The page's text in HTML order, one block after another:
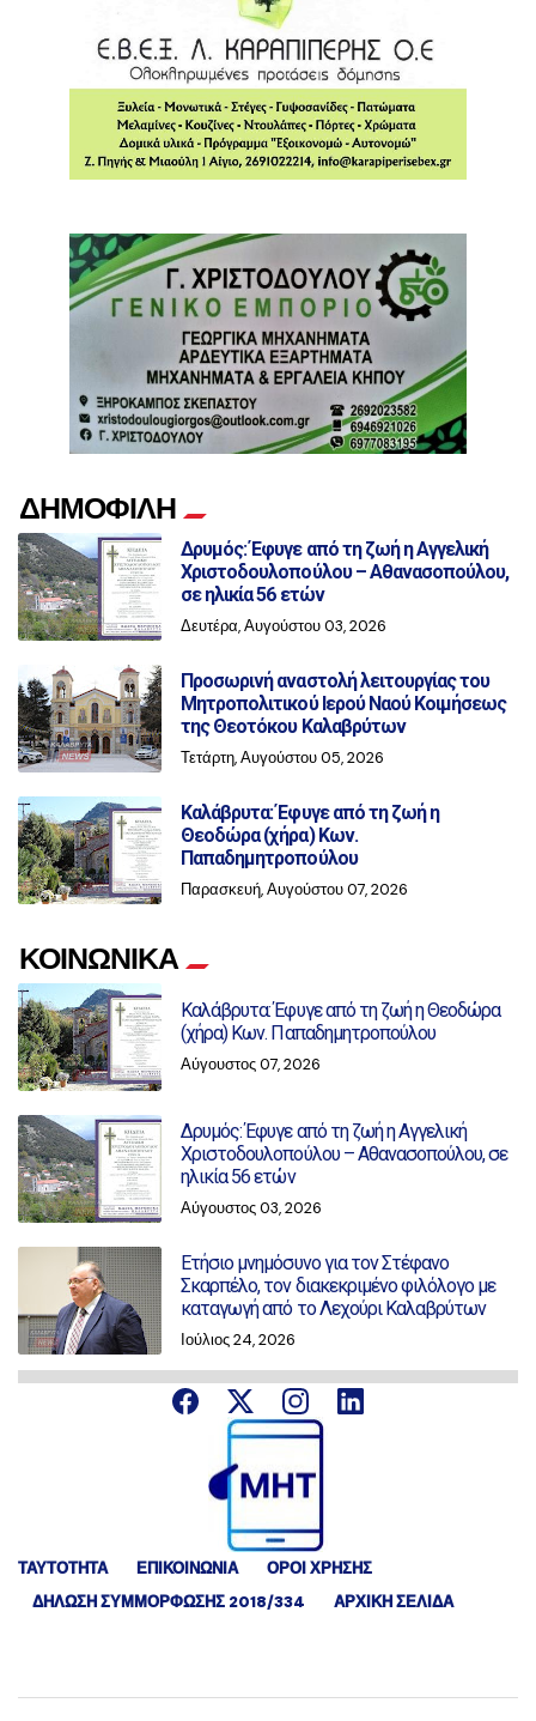
ΔΗΜΟΦΙΛΗ
Δρυμός: Έφυγε από τη ζωή η Αγγελική
Χριστοδουλοπούλου – Αθανασοπούλου,
σε ηλικία 56 ετών
Δευτέρα, Αυγούστου 03, 2026
Προσωρινή αναστολή λειτουργίας του
Μητροπολιτικού Ιερού Ναού Κοιμήσεως
της Θεοτόκου Καλαβρύτων
Τετάρτη, Αυγούστου 05, 2026
Καλάβρυτα: Έφυγε από τη ζωή η
Θεοδώρα (χήρα) Κων.
Παπαδημητροπούλου
Παρασκευή, Αυγούστου 07, 2026
ΚΟΙΝΩΝΙΚΑ
Καλάβρυτα: Έφυγε από τη ζωή η Θεοδώρα
(χήρα) Κων. Παπαδημητροπούλου
Αύγουστος 07, 2026
Δρυμός: Έφυγε από τη ζωή η Αγγελική
Χριστοδουλοπούλου – Αθανασοπούλου, σε
ηλικία 56 ετών
Αύγουστος 03, 2026
Ετήσιο μνημόσυνο για τον Στέφανο
Σκαρπέλο, τον διακεκριμένο φιλόλογο με
καταγωγή από το Λεχούρι Καλαβρύτων
Ιούλιος 24, 2026
ΤΑΥΤΟΤΗΤΑ ΕΠΙΚΟΙΝΩΝΙΑ
ΟΡΟΙ ΧΡΗΣΗΣ
ΔΉΛΩΣΗ ΣΥΜΜΌΡΦΩΣΗΣ 2018/334
ΑΡΧΙΚΗ ΣΕΛΙΔΑ